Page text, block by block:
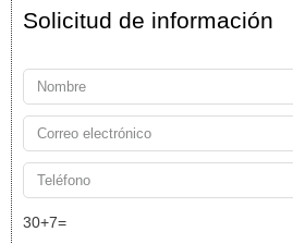
Solicitud de información
30+7=